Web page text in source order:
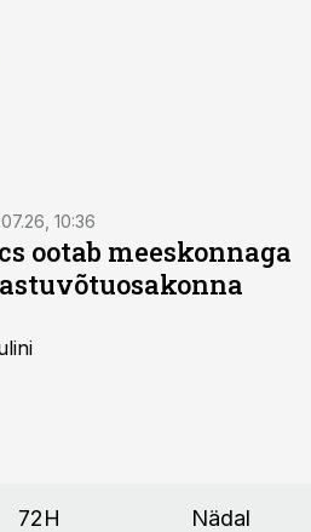
10:36
ootab meeskonnaga
72H Nädal